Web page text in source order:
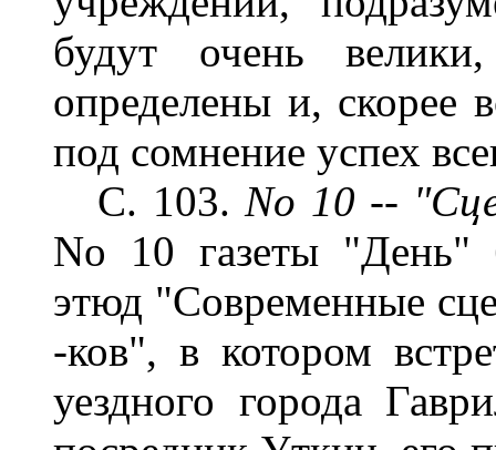
будут очень
определены и, скорее
под сомнение успех
С. 103.No 10 --
No 10 газеты "День"
этюд "Современные
-ков", в котором
уездного города